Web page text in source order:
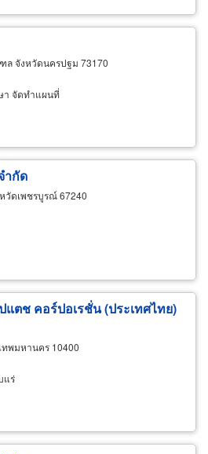
ล จังหวัดนครปฐม 73170
า จัดทำแผนที่
ำกัด
วัดเพชรบูรณ์ 67240
ตช คอร์ปอเรชั่น (ประเทศไทย)
พมหานคร 10400
แร่